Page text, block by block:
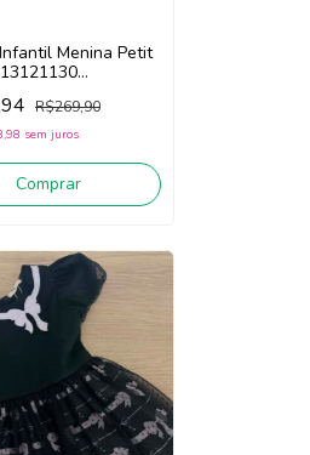
Menina Petit
R$269,90
sem juros
Comprar